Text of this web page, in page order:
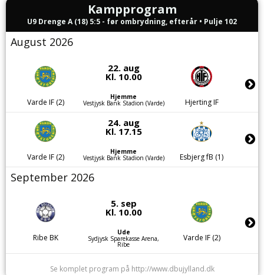
Kampprogram
U9 Drenge A (18) 5:5 - før ombrydning, efterår • Pulje 102
August 2026
Varde IF (2)
22. aug
Kl. 10.00
Hjemme
Vestjysk Bank Stadion (Varde) Hjerting IF
Varde IF (2)
24. aug
Kl. 17.15
Hjemme
Vestjysk Bank Stadion (Varde) Esbjerg fB (1)
September 2026
Ribe BK
5. sep
Kl. 10.00
Ude
Sydjysk Sparekasse Arena,
Ribe
Varde IF (2)
Se komplet program på http://www.dbujylland.dk